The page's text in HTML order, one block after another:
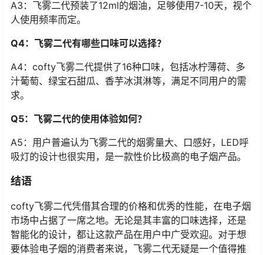
A3：飞雾二代预装了12ml的烟油，足够使用7-10天，视个
人使用频率而定。
Q4：飞雾二代有哪些口味可以选择？
A4：cofty飞雾二代提供了16种口味，包括冰柠薄荷、多
汁葡萄、绿宝石甜瓜、香芋冰淇淋等，满足不同用户的需
求。
Q5：飞雾二代的使用体验如何？
A5：用户普遍认为飞雾二代的烟雾量大、口感好，LED呼
吸灯的设计也很实用，是一款性价比极高的电子烟产品。
结语
cofty飞雾二代凭借其合理的价格和优秀的性能，在电子烟
市场中占据了一席之地。无论是其丰富的口味选择，还是
智能化的设计，都让这款产品在用户中广受欢迎。对于想
要体验电子烟的消费者来说，飞雾二代无疑是一个值得推